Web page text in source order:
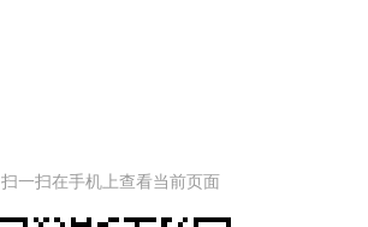
扫一扫在手机上查看当前页面